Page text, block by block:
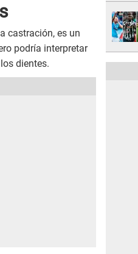
castración, es un
podría interpretar
dientes.